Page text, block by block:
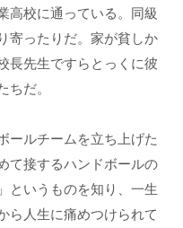
高校に通っている。同級
寄ったりだ。家が貧しか
長先生ですらとっくに彼
だ。
ールチームを立ち上げた
て接するハンドボールの
というものを知り、一生
ら人生に痛めつけられて